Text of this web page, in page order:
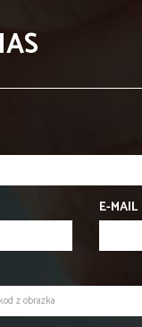
E-MAIL